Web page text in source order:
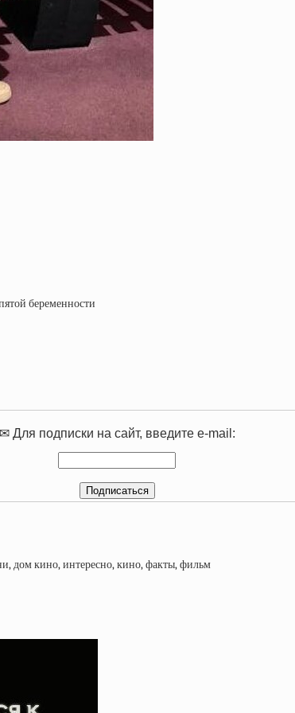
беременности
✉ Для подписки на сайт, введите e-mail: